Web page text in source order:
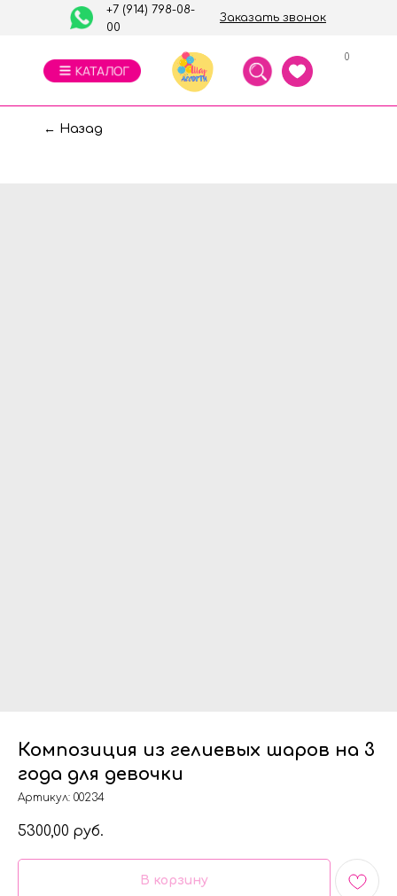
Заказать звонок
+7 (914) 798-08-
00
0
← Назад
Композиция из гелиевых шаров на 3
года для девочки
Артикул: 00234
5300,00 руб.
В корзину